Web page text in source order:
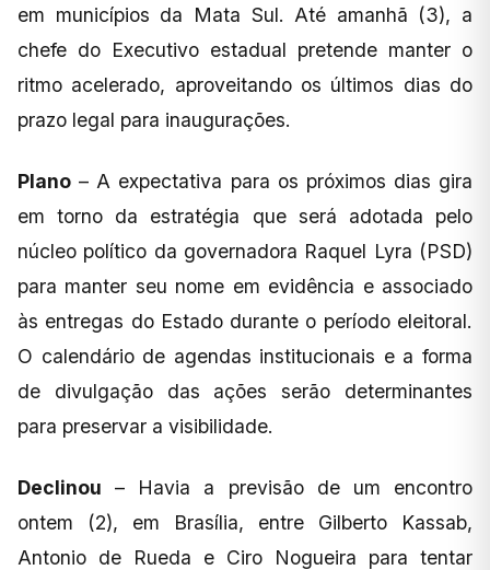
em municípios da Mata Sul. Até amanhã (3), a
chefe do Executivo estadual pretende manter o
ritmo acelerado, aproveitando os últimos dias do
prazo legal para inaugurações.
Plano – A expectativa para os próximos dias gira
em torno da estratégia que será adotada pelo
núcleo político da governadora Raquel Lyra (PSD)
para manter seu nome em evidência e associado
às entregas do Estado durante o período eleitoral.
O calendário de agendas institucionais e a forma
de divulgação das ações serão determinantes
para preservar a visibilidade.
Declinou – Havia a previsão de um encontro
ontem (2), em Brasília, entre Gilberto Kassab,
Antonio de Rueda e Ciro Nogueira para tentar